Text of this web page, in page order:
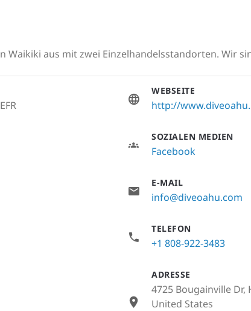
Waikiki aus mit zwei Einzelhandelsstandorten. Wir
WEBSEITE
http://
SOZIALEN MEDIEN
Facebook
E-MAIL
info@diveoahu.com
TELEFON
+1 808-922-3483
ADRESSE
4725 Bougainville Dr,
United States